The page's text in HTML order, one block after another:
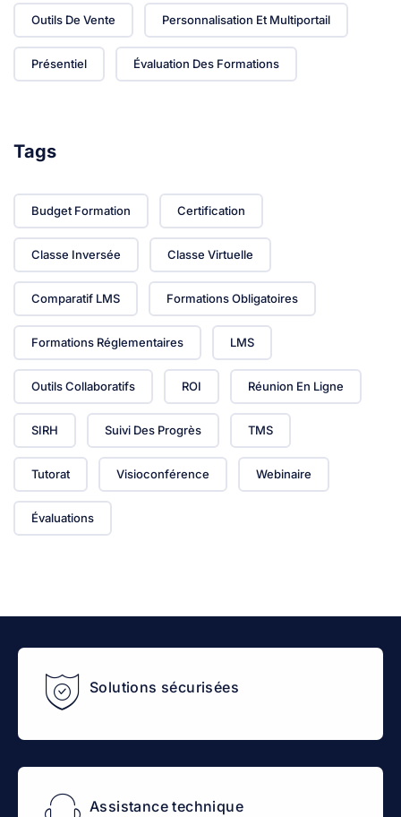
Outils De Vente Personnalisation Et Multiportail
Présentiel Évaluation Des Formations
Tags
Budget Formation Certification
Classe Inversée Classe Virtuelle
Comparatif LMS Formations Obligatoires
Formations Réglementaires LMS
Outils Collaboratifs ROI Réunion En Ligne
SIRH Suivi Des Progrès TMS
Tutorat Visioconférence Webinaire
Évaluations
Solutions sécurisées
Assistance technique